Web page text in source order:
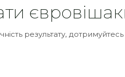
результату,